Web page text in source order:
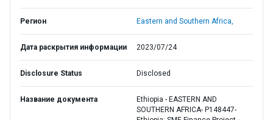
Регион Eastern and Southern Africa,
Дата раскрытия информации 2023/07/24
Disclosure Status Disclosed
Название документа
Ethiopia - EASTERN AND
SOUTHERN AFRICA- P148447-